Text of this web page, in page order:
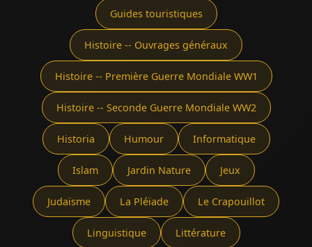
Guides touristiques
Histoire -- Ouvrages généraux
Histoire -- Première Guerre Mondiale WW1
Histoire -- Seconde Guerre Mondiale WW2
Historia Humour Informatique
Islam Jardin Nature Jeux
Judaïsme La Pléïade Le Crapouillot
Linguistique Littérature